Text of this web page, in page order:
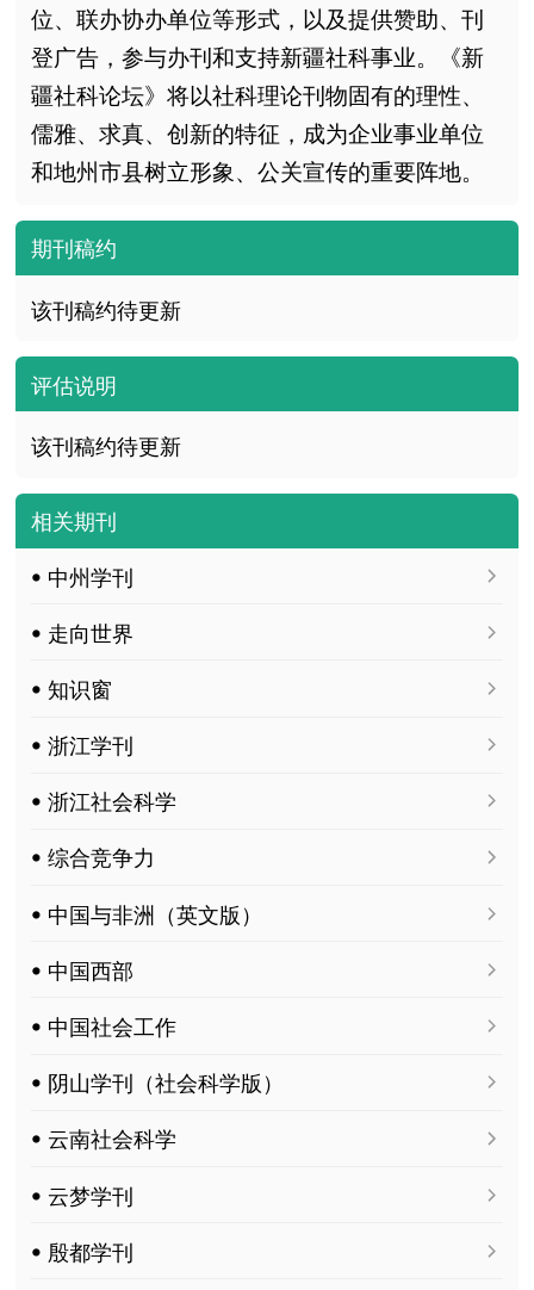
位、联办协办单位等形式，以及提供赞助、刊
登广告，参与办刊和支持新疆社科事业。《新
疆社科论坛》将以社科理论刊物固有的理性、
儒雅、求真、创新的特征，成为企业事业单位
和地州市县树立形象、公关宣传的重要阵地。
期刊稿约
该刊稿约待更新
评估说明
该刊稿约待更新
相关期刊
ꔷ 中州学刊
ꔷ 走向世界
ꔷ 知识窗
ꔷ 浙江学刊
ꔷ 浙江社会科学
ꔷ 综合竞争力
ꔷ 中国与非洲（英文版）
ꔷ 中国西部
ꔷ 中国社会工作
ꔷ 阴山学刊（社会科学版）
ꔷ 云南社会科学
ꔷ 云梦学刊
ꔷ 殷都学刊